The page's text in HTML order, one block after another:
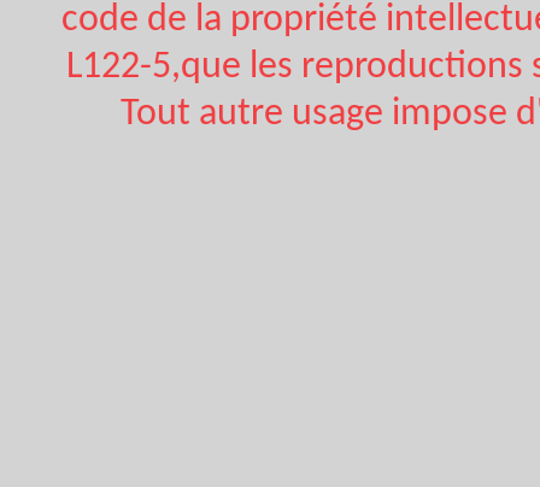
code de la propriété
L122-5,que les
Tout autre usage impose